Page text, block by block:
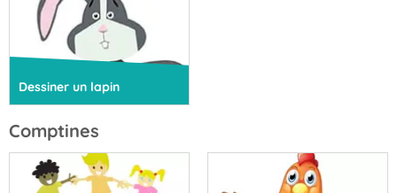
Dessiner un lapin
Comptines